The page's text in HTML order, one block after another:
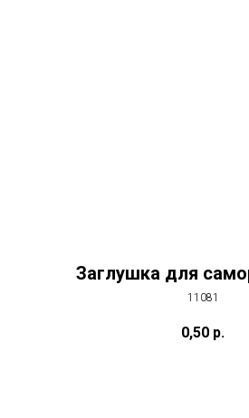
Заглушка для
11081
0,50 р.